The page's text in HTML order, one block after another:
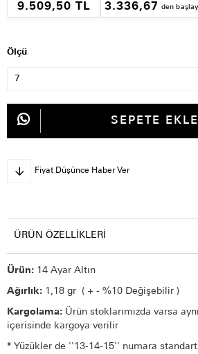
9.509,50 TL 3.336,67 den
Ölçü
Fiyat Düşünce Haber Ver
ÜRÜN ÖZELLIKLERI
Ürün: 14 Ayar Altın
Ağırlık: 1,18 gr ( + - %10 Değişebilir )
Kargolama: Ürün stoklarımızda varsa
içerisinde kargoya verilir
* Yüzükler de ''13-14-15'' numara